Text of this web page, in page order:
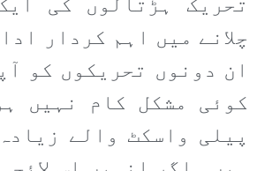
چلانے میں اہم کردار
ان دونوں تحریکوں کو
کوئی مشکل کام نہیں
پیلی واسکٹ والے